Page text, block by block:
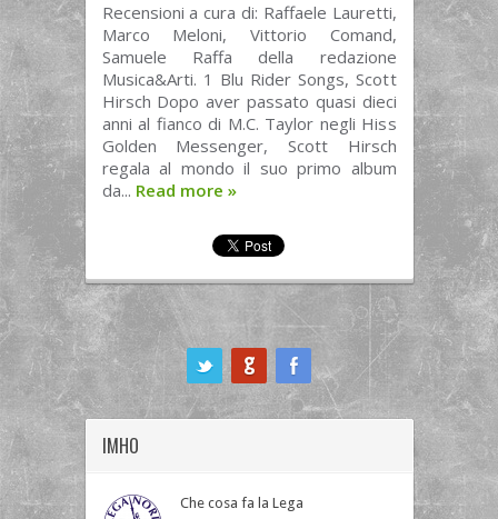
Recensioni a cura di: Raffaele Lauretti,
Marco Meloni, Vittorio Comand,
Samuele Raffa della redazione
Musica&Arti. 1 Blu Rider Songs, Scott
Hirsch Dopo aver passato quasi dieci
anni al fianco di M.C. Taylor negli Hiss
Golden Messenger, Scott Hirsch
regala al mondo il suo primo album
da... Read more »
IMHO
Che cosa fa la Lega